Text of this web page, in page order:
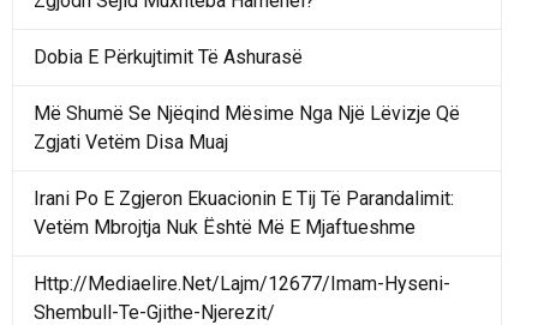
Dobia E Përkujtimit Të Ashurasë
Më Shumë Se Njëqind Mësime Nga Një Lëvizje Që
Zgjati Vetëm Disa Muaj
Irani Po E Zgjeron Ekuacionin E Tij Të Parandalimit:
Vetëm Mbrojtja Nuk Është Më E Mjaftueshme
Http://Mediaelire.Net/Lajm/12677/Imam-Hyseni-
Shembull-Te-Gjithe-Njerezit/